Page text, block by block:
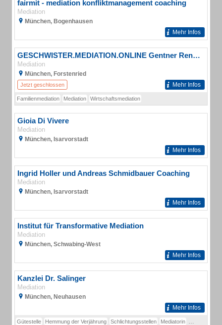
fairmit - mediation konfliktmanagement coaching
Mediation
München, Bogenhausen
Mehr Infos
GESCHWISTER.MEDIATION.ONLINE Gentner Renate
Mediation
München, Forstenried
Jetzt geschlossen Mehr Infos
Familienmediation Mediation Wirtschaftsmediation
Gioia Di Vivere
Mediation
München, Isarvorstadt
Mehr Infos
Ingrid Holler und Andreas Schmidbauer Coaching
Mediation
München, Isarvorstadt
Mehr Infos
Institut für Transformative Mediation
Mediation
München, Schwabing-West
Mehr Infos
Kanzlei Dr. Salinger
Mediation
München, Neuhausen
Mehr Infos
Gütestelle Hemmung der Verjährung Schlichtungsstellen Mediatorin